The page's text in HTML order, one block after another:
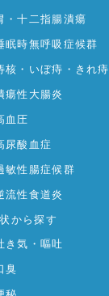
・十二指腸潰瘍
眠時無呼吸症候群
核・いぼ痔・きれ痔
瘍性大腸炎
血圧
尿酸血症
敏性腸症候群
流性食道炎
から探す
き気・嘔吐
臭